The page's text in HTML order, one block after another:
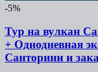
-5%
Тур на вулкан
+ Однодневная
Санторини и